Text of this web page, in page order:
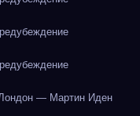
— Мартин Иден